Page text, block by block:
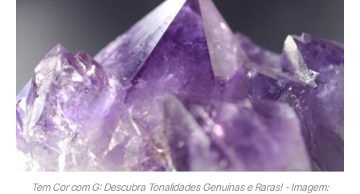
Tem Cor com G: Descubra Tonalidades Genuínas e Raras! - Imagem: